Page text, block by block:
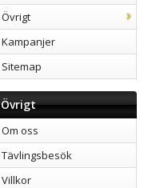
Övrigt
Kampanjer
Sitemap
Övrigt
Om oss
Tävlingsbesök
Villkor